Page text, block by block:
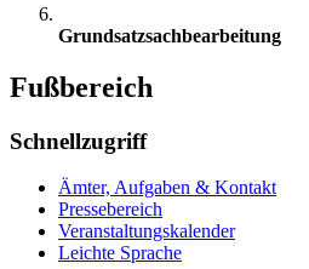
Grundsatzsachbearbeitung
Fußbereich
Schnellzugriff
Ämter, Aufgaben & Kontakt
Pressebereich
Veranstaltungskalender
Leichte Sprache